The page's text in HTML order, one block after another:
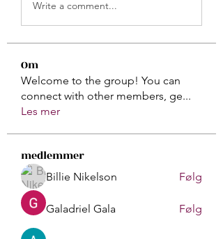
Write a comment...
Om
Welcome to the group! You can
connect with other members, ge...
Les mer
medlemmer
Billie Nikelson Følg
Galadriel Gala Følg